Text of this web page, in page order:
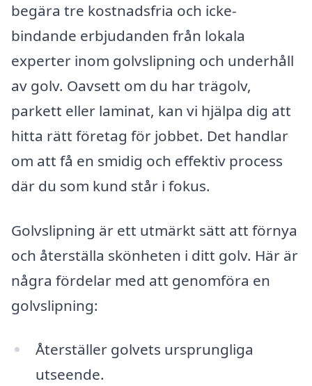
begära tre kostnadsfria och icke-
bindande erbjudanden från lokala
experter inom golvslipning och underhåll
av golv. Oavsett om du har trägolv,
parkett eller laminat, kan vi hjälpa dig att
hitta rätt företag för jobbet. Det handlar
om att få en smidig och effektiv process
där du som kund står i fokus.
Golvslipning är ett utmärkt sätt att förnya
och återställa skönheten i ditt golv. Här är
några fördelar med att genomföra en
golvslipning:
Återställer golvets ursprungliga
utseende.